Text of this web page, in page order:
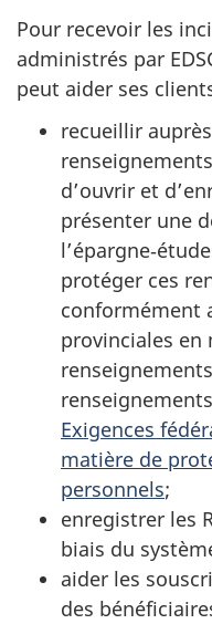
Pour recevoir les
administrés par
peut aider ses
recueillir
d’ouvrir et
présenter une
protéger ces
conformément
provinciales en
Exigences
matière de
personnels;
enregistrer les
biais du
aider les
des